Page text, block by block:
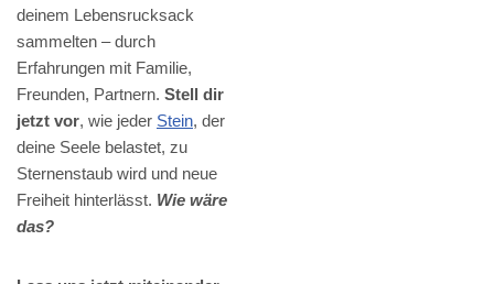
deinem Lebensrucksack
sammelten – durch
Erfahrungen mit Familie,
Freunden, Partnern. Stell dir
jetzt vor, wie jeder Stein, der
deine Seele belastet, zu
Sternenstaub wird und neue
Freiheit hinterlässt. Wie wäre
das?